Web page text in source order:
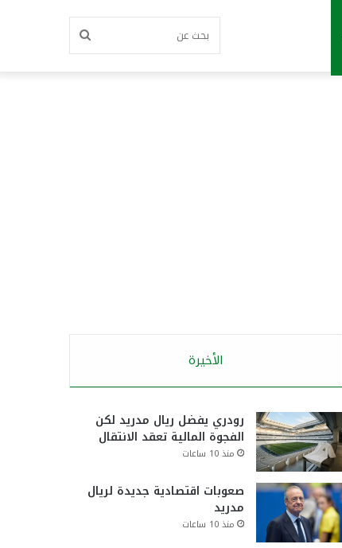
بحث
الأخيرة
رودري يفضل ريال مدريد لكن
الفجوة المالية تعقد الانتقال
منذ 10 ساعات
صعوبات اقتصادية جديدة لريال
مدريد
منذ 10 ساعات